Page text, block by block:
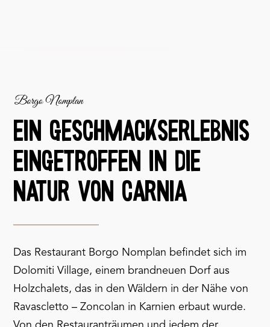
EIN GESCHMACKSERLEBNIS
EINGETROFFEN IN DIE
NATUR VON CARNIA
Das Restaurant Borgo Nomplan befindet sich im
Dolomiti Village, einem brandneuen Dorf aus
Holzchalets, das in den Wäldern in der Nähe von
Ravascletto – Zoncolan in Karnien erbaut wurde.